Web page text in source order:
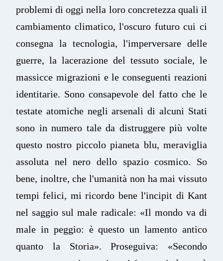
problemi di oggi nella loro concretezza quali il
cambiamento climatico, l'oscuro futuro cui ci
consegna la tecnologia, l'imperversare delle
guerre, la lacerazione del tessuto sociale, le
massicce migrazioni e le conseguenti reazioni
identitarie. Sono consapevole del fatto che le
testate atomiche negli arsenali di alcuni Stati
sono in numero tale da distruggere più volte
questo nostro piccolo pianeta blu, meraviglia
assoluta nel nero dello spazio cosmico. So
bene, inoltre, che l'umanità non ha mai vissuto
tempi felici, mi ricordo bene l'incipit di Kant
nel saggio sul male radicale: «Il mondo va di
male in peggio: è questo un lamento antico
quanto la Storia». Proseguiva: «Secondo